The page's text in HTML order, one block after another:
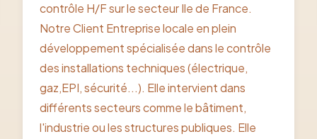
contrôle H/F sur le secteur Ile de France.
Notre Client Entreprise locale en plein
développement spécialisée dans le contrôle
des installations techniques (électrique,
gaz,EPI, sécurité...). Elle intervient dans
différents secteurs comme le bâtiment,
l'industrie ou les structures publiques. Elle